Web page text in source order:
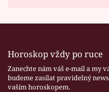
Horoskop vždy po ruce
Zanechte nám váš e-mail a my
budeme zasílat pravidelný
vaším horoskopem.